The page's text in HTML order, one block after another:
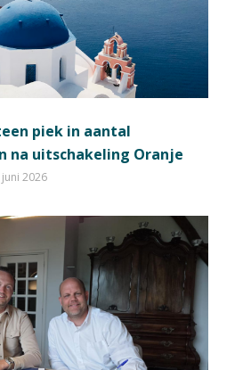
piek in aantal
na uitschakeling Oranje
2026